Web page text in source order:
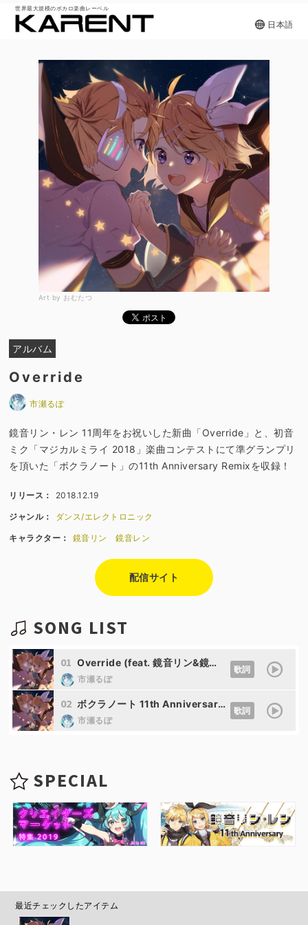
世界最大規模のボカロ楽曲レーベル
日本語
Art by おむたつ
アルバム
Override
市瀬るぽ
鏡音リン・レン 11周年をお祝いした新曲「Override」と、初音
ミク「マジカルミライ 2018」楽曲コンテストにて準グランプリ
を頂いた「ボクラノート」の11th Anniversary Remixを収録！
リリース： 2018.12.19
ジャンル： ダンス/エレクトロニック
キャラクター： 鏡音リン 鏡音レン
配信サイト
SONG LIST
01 Override (feat. 鏡音リン&鏡音レン)
市瀬るぽ
歌詞
02 ボクラノート 11th Anniversary Remix (feat. 鏡音リン&鏡音レン)
市瀬るぽ
歌詞
SPECIAL
最近チェックしたアイテム